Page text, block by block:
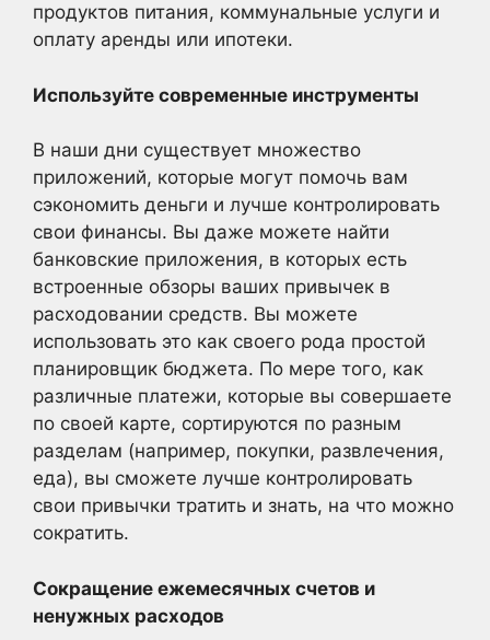
продуктов питания, коммунальные услуги и
оплату аренды или ипотеки.
Используйте современные инструменты
В наши дни существует множество
приложений, которые могут помочь вам
сэкономить деньги и лучше контролировать
свои финансы. Вы даже можете найти
банковские приложения, в которых есть
встроенные обзоры ваших привычек в
расходовании средств. Вы можете
использовать это как своего рода простой
планировщик бюджета. По мере того, как
различные платежи, которые вы совершаете
по своей карте, сортируются по разным
разделам (например, покупки, развлечения,
еда), вы сможете лучше контролировать
свои привычки тратить и знать, на что можно
сократить.
Сокращение ежемесячных счетов и
ненужных расходов